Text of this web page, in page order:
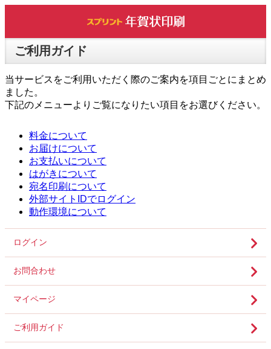
ご利用ガイド
当サービスをご利用いただく際のご案内を項目ごとにまとめ
ました。
下記のメニューよりご覧になりたい項目をお選びください。
料金について
お届けについて
お支払いについて
はがきについて
宛名印刷について
外部サイトIDでログイン
動作環境について
ログイン
お問合わせ
マイページ
ご利用ガイド